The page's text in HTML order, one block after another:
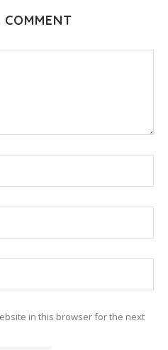
COMMENT
in this browser for the next